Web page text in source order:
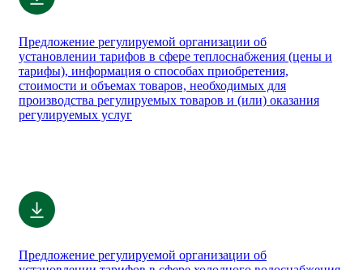
Предложение регулируемой организации об
установлении тарифов в сфере теплоснабжения (цены и
тарифы), информация о способах приобретения,
стоимости и объемах товаров, необходимых для
производства регулируемых товаров и (или) оказания
регулируемых услуг
Предложение регулируемой организации об